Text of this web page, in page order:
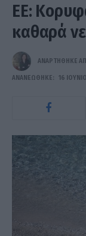
ΕΕ:
καθαρά
ΑΝΑΡΤΗΘΗΚΕ
ΑΝΑΝΕΏΘΗΚΕ: 16